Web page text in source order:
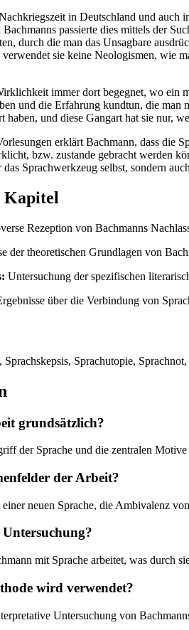
in Deutschland und
passierte dies mittels der
durch die man das Unsagbare
verwendet sie keine Neologismen, wie
immer dort begegnet, wo ein
und die Erfahrung kundtun, die
haben, und diese Gangart hat sie nur,
erklärt Bachmann, dass die
bzw. zustande gebracht werden
Sprachwerkzeug selbst, sondern
Kapitel
Rezeption von Bachmanns
der theoretischen Grundlagen von
Untersuchung der spezifischen
über die Verbindung von
Sprachutopie,
grundsätzlich?
der Sprache und die zentralen
der Arbeit?
neuen Sprache, die Ambivalenz
mit Sprache arbeitet, was durch
wird verwendet?
Untersuchung von